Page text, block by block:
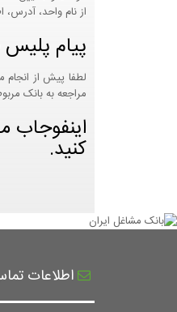
از نام واحد،
پیام پلیس
لطفا پیش از
مراجعه به بانک
اینفوجاب
کنید.
اطلاعات